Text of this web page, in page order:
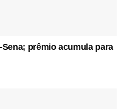
prêmio acumula para